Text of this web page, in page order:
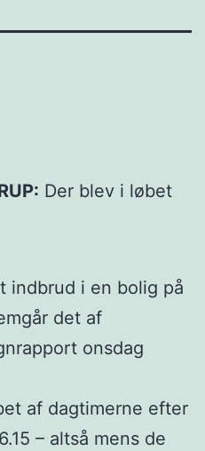
Der blev i løbet
indbrud i en bolig på
det af
onsdag
af dagtimerne efter
– altså mens de